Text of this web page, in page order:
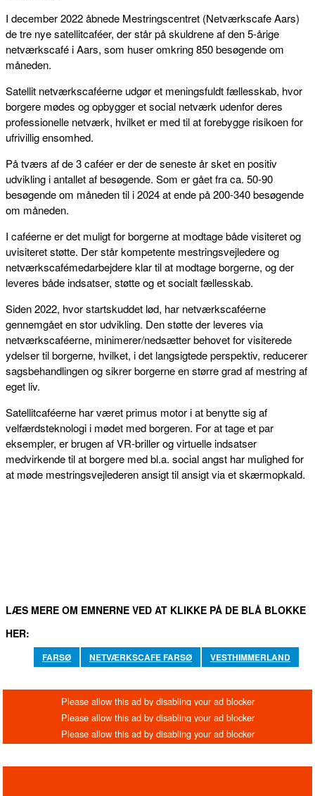
I december 2022 åbnede Mestringscentret (Netværkscafe Aars)
de tre nye satellitcaféer, der står på skuldrene af den 5-årige
netværkscafé i Aars, som huser omkring 850 besøgende om
måneden.
Satellit netværkscaféerne udgør et meningsfuldt fællesskab, hvor
borgere mødes og opbygger et social netværk udenfor deres
professionelle netværk, hvilket er med til at forebygge risikoen for
ufrivillig ensomhed.
På tværs af de 3 caféer er der de seneste år sket en positiv
udvikling i antallet af besøgende. Som er gået fra ca. 50-90
besøgende om måneden til i 2024 at ende på 200-340 besøgende
om måneden.
I caféerne er det muligt for borgerne at modtage både visiteret og
uvisiteret støtte. Der står kompetente mestringsvejledere og
netværkscafémedarbejdere klar til at modtage borgerne, og der
leveres både indsatser, støtte og et socialt fællesskab.
Siden 2022, hvor startskuddet lød, har netværkscaféerne
gennemgået en stor udvikling. Den støtte der leveres via
netværkscaféerne, minimerer/nedsætter behovet for visiterede
ydelser til borgerne, hvilket, i det langsigtede perspektiv, reducerer
sagsbehandlingen og sikrer borgerne en større grad af mestring af
eget liv.
Satellitcaféerne har været primus motor i at benytte sig af
velfærdsteknologi i mødet med borgeren. For at tage et par
eksempler, er brugen af VR-briller og virtuelle indsatser
medvirkende til at borgere med bl.a. social angst har mulighed for
at møde mestringsvejlederen ansigt til ansigt via et skærmopkald.
LÆS MERE OM EMNERNE VED AT KLIKKE PÅ DE BLÅ BLOKKE
HER:
FARSØ NETVÆRKSCAFE FARSØ VESTHIMMERLAND